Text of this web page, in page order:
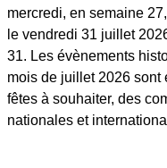
mercredi, en semaine
le vendredi 31 juillet
31. Les évènements
mois de juillet 2026 sont
fêtes à souhaiter, des
nationales et